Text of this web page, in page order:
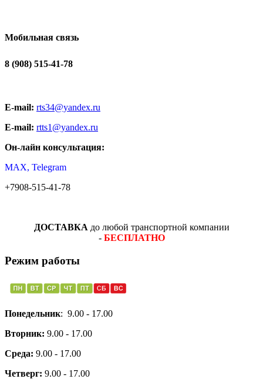
Мобильная связь
8 (908) 515-41-78
E-mail: rts34@yandex.ru
E-mail: rtts1@yandex.ru
Он-лайн консультация:
MAX, Telegram
+7908-515-41-78
ДОСТАВКА до любой транспортной компании
- БЕСПЛАТНО
Режим работы
Понедельник: 9.00 - 17.00
Вторник: 9.00 - 17.00
Среда: 9.00 - 17.00
Четверг: 9.00 - 17.00